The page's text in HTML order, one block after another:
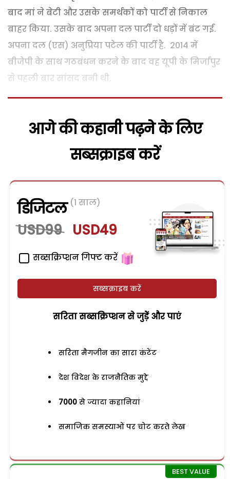
बाद मां ने बेटी और उसके समर्थकों को पार्टी से निकाल
बाहर किया. उसके बाद अपना दल पार्टी दो धड़ों में बंट गई.
अपना दल (एस) अनुप्रिया पटेल की पार्टी है. 2014 में
बीजेपी के साथ गठबंधन करने के बाद वह यूपी के मिर्जापुर
से पहली बार सांसद बनी थी.
आगे की कहानी पढ़ने के लिए
सब्सक्राइब करें
डिजिटल (1 साल)
USD99 USD49
सब्सक्रिप्शन गिफ्ट करें
सब्सक्राइब करें
सरिता सब्सक्रिप्शन से जुड़ेें और पाएं
सरिता मैगजीन का सारा कंटेंट
देश विदेश के राजनैतिक मुद्दे
7000 से ज्यादा कहानियां
समाजिक समस्याओं पर चोट करते लेख